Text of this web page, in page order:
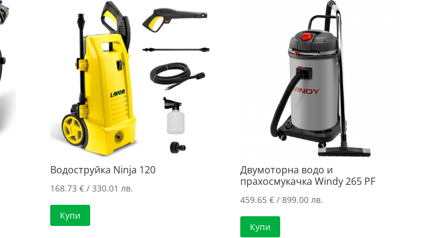
Водоструйка Ninja 120
168.73 €/ 330.01 лв.
Купи
Двумоторна водо и
прахосмукачка Windy 265 PF
459.65 €/ 899.00 лв.
Купи